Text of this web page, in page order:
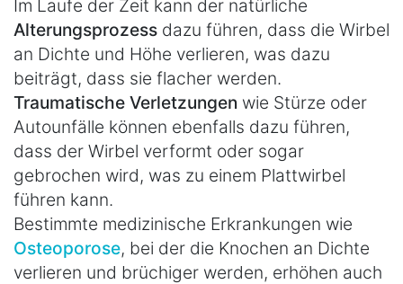
Im Laufe der Zeit kann der natürliche
Alterungsprozess dazu führen, dass die Wirbel
an Dichte und Höhe verlieren, was dazu
beiträgt, dass sie flacher werden.
Traumatische Verletzungen wie Stürze oder
Autounfälle können ebenfalls dazu führen,
dass der Wirbel verformt oder sogar
gebrochen wird, was zu einem Plattwirbel
führen kann.
Bestimmte medizinische Erkrankungen wie
Osteoporose, bei der die Knochen an Dichte
verlieren und brüchiger werden, erhöhen auch